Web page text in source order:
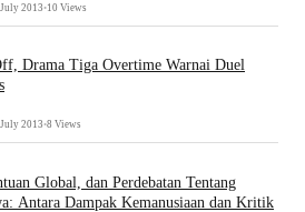
July 2013 •10 Views
Drama Tiga Overtime Warnai Duel
July 2013 •8 Views
Global, dan Perdebatan Tentang
Antara Dampak Kemanusiaan dan Kritik